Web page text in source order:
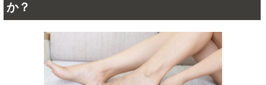
か？